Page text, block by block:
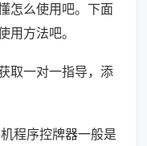
怎么使用吧。下面
用方法吧。
取一对一指导，添
程序控牌器一般是